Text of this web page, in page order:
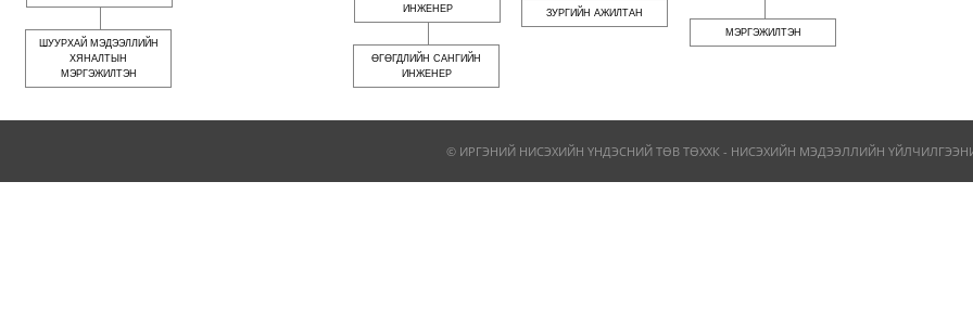
ШУУРХАЙ МЭДЭЭЛЛИЙН
ХЯНАЛТЫН
МЭРГЭЖИЛТЭН
ИНЖЕНЕР
ӨГӨГДЛИЙН САНГИЙН
ИНЖЕНЕР
ЗУРГИЙН АЖИЛТАН
МЭРГЭЖИЛТЭН
© ИРГЭНИЙ НИСЭХИЙН ҮНДЭСНИЙ ТӨВ ТӨХХК - НИСЭХИЙН МЭДЭЭЛЛИЙН